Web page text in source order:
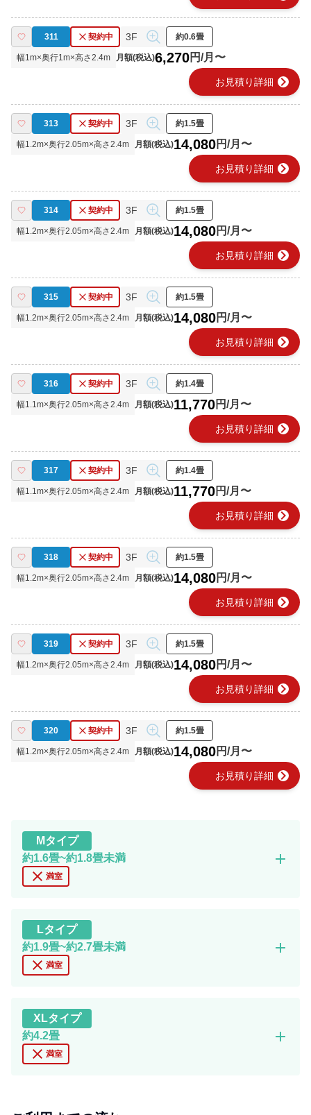
311 契約中 3F 約0.6畳
幅1m×奥行1m×高さ2.4m 月額(税込)6,270円/月〜
お見積り詳細 chevron_right
313 契約中 3F 約1.5畳
幅1.2m×奥行2.05m×高さ2.4m 月額(税込)14,080円/月〜
お見積り詳細 chevron_right
314 契約中 3F 約1.5畳
幅1.2m×奥行2.05m×高さ2.4m 月額(税込)14,080円/月〜
お見積り詳細 chevron_right
315 契約中 3F 約1.5畳
幅1.2m×奥行2.05m×高さ2.4m 月額(税込)14,080円/月〜
お見積り詳細 chevron_right
316 契約中 3F 約1.4畳
幅1.1m×奥行2.05m×高さ2.4m 月額(税込)11,770円/月〜
お見積り詳細 chevron_right
317 契約中 3F 約1.4畳
幅1.1m×奥行2.05m×高さ2.4m 月額(税込)11,770円/月〜
お見積り詳細 chevron_right
318 契約中 3F 約1.5畳
幅1.2m×奥行2.05m×高さ2.4m 月額(税込)14,080円/月〜
お見積り詳細 chevron_right
319 契約中 3F 約1.5畳
幅1.2m×奥行2.05m×高さ2.4m 月額(税込)14,080円/月〜
お見積り詳細 chevron_right
320 契約中 3F 約1.5畳
幅1.2m×奥行2.05m×高さ2.4m 月額(税込)14,080円/月〜
お見積り詳細 chevron_right
Mタイプ
約1.6畳~約1.8畳未満
close 満室
add
Lタイプ
約1.9畳~約2.7畳未満
close 満室
add
XLタイプ
約4.2畳
close 満室
add